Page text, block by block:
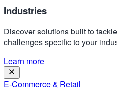
Industries
Discover solutions built to
challenges specific to your
Learn more
E-Commerce & Retail